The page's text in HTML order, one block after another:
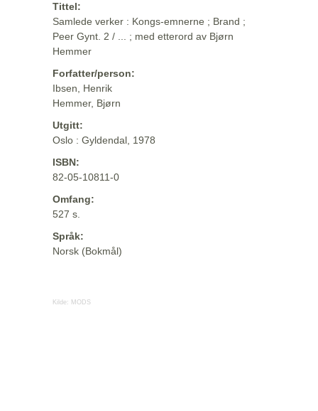
Tittel:
Samlede verker : Kongs-emnerne ; Brand ;
Peer Gynt. 2 / ... ; med etterord av Bjørn
Hemmer
Forfatter/person:
Ibsen, Henrik
Hemmer, Bjørn
Utgitt:
Oslo : Gyldendal, 1978
ISBN:
82-05-10811-0
Omfang:
527 s.
Språk:
Norsk (Bokmål)
Kilde: MODS